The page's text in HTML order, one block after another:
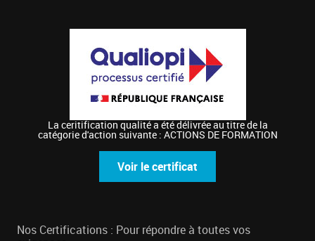
La ceritification qualité a été délivrée au titre de la
catégorie d'action suivante : ACTIONS DE FORMATION
Voir le certificat
Nos Certifications : Pour répondre à toutes vos